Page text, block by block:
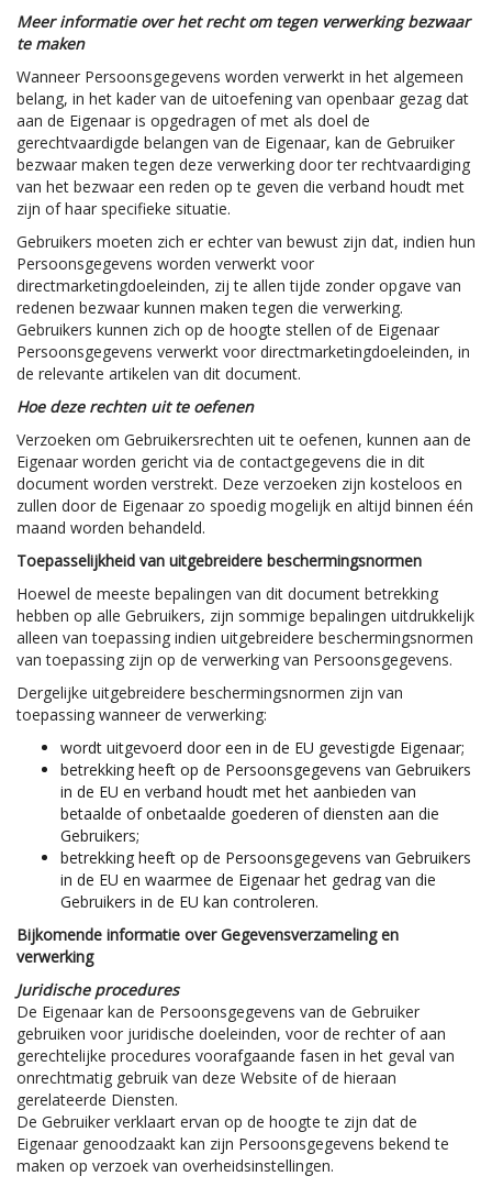
Meer informatie over het recht om tegen verwerking bezwaar
te maken
Wanneer Persoonsgegevens worden verwerkt in het algemeen
belang, in het kader van de uitoefening van openbaar gezag dat
aan de Eigenaar is opgedragen of met als doel de
gerechtvaardigde belangen van de Eigenaar, kan de Gebruiker
bezwaar maken tegen deze verwerking door ter rechtvaardiging
van het bezwaar een reden op te geven die verband houdt met
zijn of haar specifieke situatie.
Gebruikers moeten zich er echter van bewust zijn dat, indien hun
Persoonsgegevens worden verwerkt voor
directmarketingdoeleinden, zij te allen tijde zonder opgave van
redenen bezwaar kunnen maken tegen die verwerking.
Gebruikers kunnen zich op de hoogte stellen of de Eigenaar
Persoonsgegevens verwerkt voor directmarketingdoeleinden, in
de relevante artikelen van dit document.
Hoe deze rechten uit te oefenen
Verzoeken om Gebruikersrechten uit te oefenen, kunnen aan de
Eigenaar worden gericht via de contactgegevens die in dit
document worden verstrekt. Deze verzoeken zijn kosteloos en
zullen door de Eigenaar zo spoedig mogelijk en altijd binnen één
maand worden behandeld.
Toepasselijkheid van uitgebreidere beschermingsnormen
Hoewel de meeste bepalingen van dit document betrekking
hebben op alle Gebruikers, zijn sommige bepalingen uitdrukkelijk
alleen van toepassing indien uitgebreidere beschermingsnormen
van toepassing zijn op de verwerking van Persoonsgegevens.
Dergelijke uitgebreidere beschermingsnormen zijn van
toepassing wanneer de verwerking:
wordt uitgevoerd door een in de EU gevestigde Eigenaar;
betrekking heeft op de Persoonsgegevens van Gebruikers
in de EU en verband houdt met het aanbieden van
betaalde of onbetaalde goederen of diensten aan die
Gebruikers;
betrekking heeft op de Persoonsgegevens van Gebruikers
in de EU en waarmee de Eigenaar het gedrag van die
Gebruikers in de EU kan controleren.
Bijkomende informatie over Gegevensverzameling en
verwerking
Juridische procedures
De Eigenaar kan de Persoonsgegevens van de Gebruiker
gebruiken voor juridische doeleinden, voor de rechter of aan
gerechtelijke procedures voorafgaande fasen in het geval van
onrechtmatig gebruik van deze Website of de hieraan
gerelateerde Diensten.
De Gebruiker verklaart ervan op de hoogte te zijn dat de
Eigenaar genoodzaakt kan zijn Persoonsgegevens bekend te
maken op verzoek van overheidsinstellingen.